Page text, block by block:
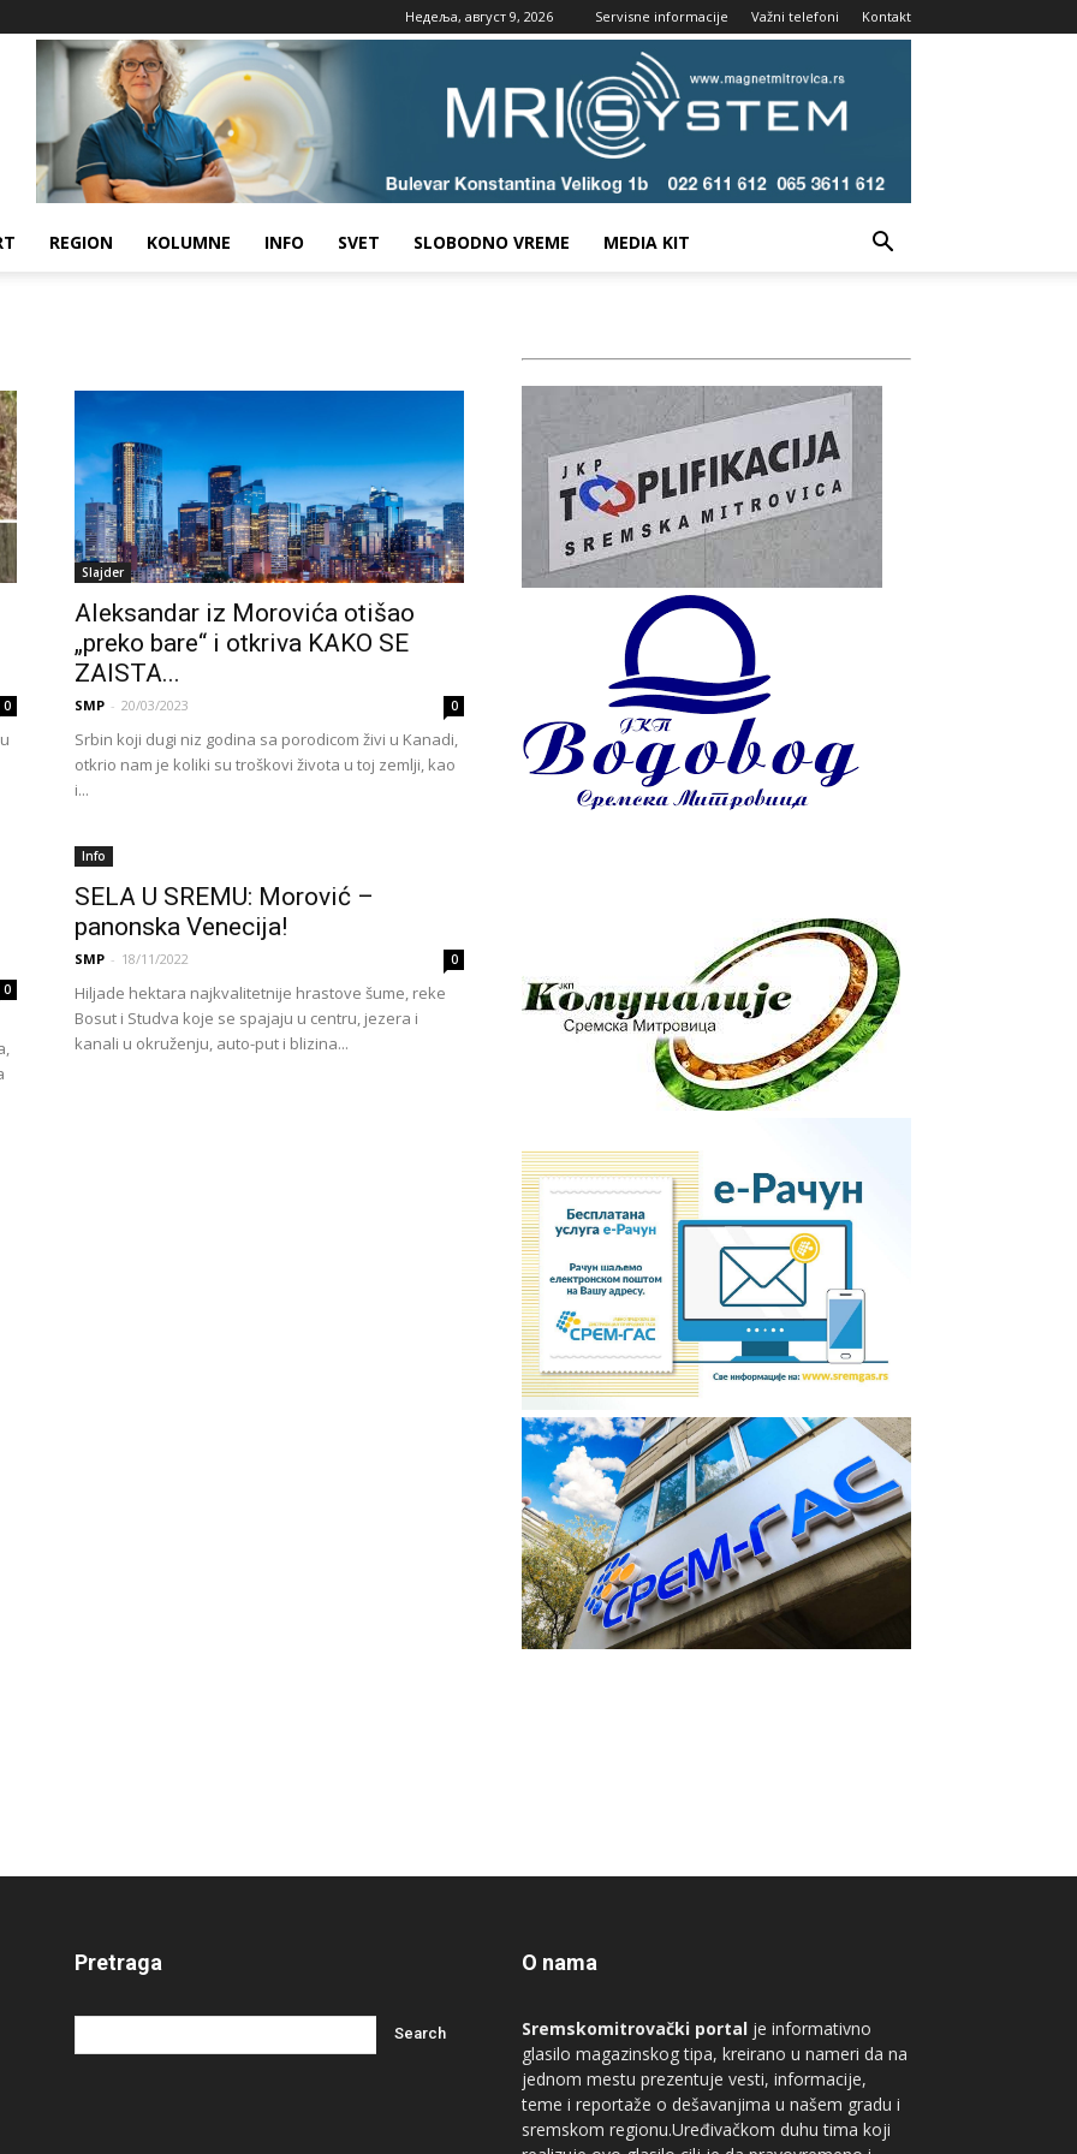
Недеља, август 9, 2026 Servisne informacije Važni telefoni Kontakt
REGION KOLUMNE INFO SVET SLOBODNO VREME MEDIA KIT
0
Slajder
Aleksandar iz Morovića otišao
„preko bare“ i otkriva KAKO SE
ZAISTA...
SMP - 20/03/2023 0
Srbin koji dugi niz godina sa porodicom živi u Kanadi,
otkrio nam je koliki su troškovi života u toj zemlji, kao
i...
0
Info
SELA U SREMU: Morović –
panonska Venecija!
SMP - 18/11/2022 0
Hiljade hektara najkvalitetnije hrastove šume, reke
Bosut i Studva koje se spajaju u centru, jezera i
kanali u okruženju, auto-put i blizina...
Pretraga O nama
Sremskomitrovački portal je informativno
glasilo magazinskog tipa, kreirano u nameri da na
jednom mestu prezentuje vesti, informacije,
teme i reportaže o dešavanjima u našem gradu i
sremskom regionu.Uređivačkom duhu tima koji